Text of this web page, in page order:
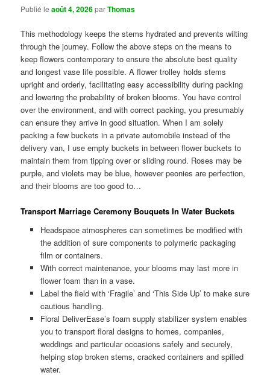
Publié leaoût 4, 2026parThomas
This methodology keeps the stems hydrated and prevents wilting
through the journey. Follow the above steps on the means to
keep flowers contemporary to ensure the absolute best quality
and longest vase life possible. A flower trolley holds stems
upright and orderly, facilitating easy accessibility during packing
and lowering the probability of broken blooms. You have control
over the environment, and with correct packing, you presumably
can ensure they arrive in good situation. When I am solely
packing a few buckets in a private automobile instead of the
delivery van, I use empty buckets in between flower buckets to
maintain them from tipping over or sliding round. Roses may be
purple, and violets may be blue, however peonies are perfection,
and their blooms are too good to…
Transport Marriage Ceremony Bouquets In Water Buckets
Headspace atmospheres can sometimes be modified with
the addition of sure components to polymeric packaging
film or containers.
With correct maintenance, your blooms may last more in
flower foam than in a vase.
Label the field with ‘Fragile’ and ‘This Side Up’ to make sure
cautious handling.
Floral DeliverEase’s foam supply stabilizer system enables
you to transport floral designs to homes, companies,
weddings and particular occasions safely and securely,
helping stop broken stems, cracked containers and spilled
water.